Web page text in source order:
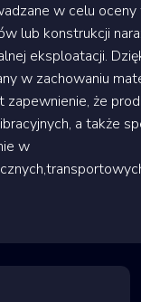
w celu
lub konstrukcji
eksploatacji.
w zachowaniu
że
a także
w